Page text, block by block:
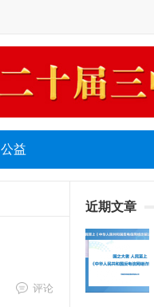
公益
评论
近期文章